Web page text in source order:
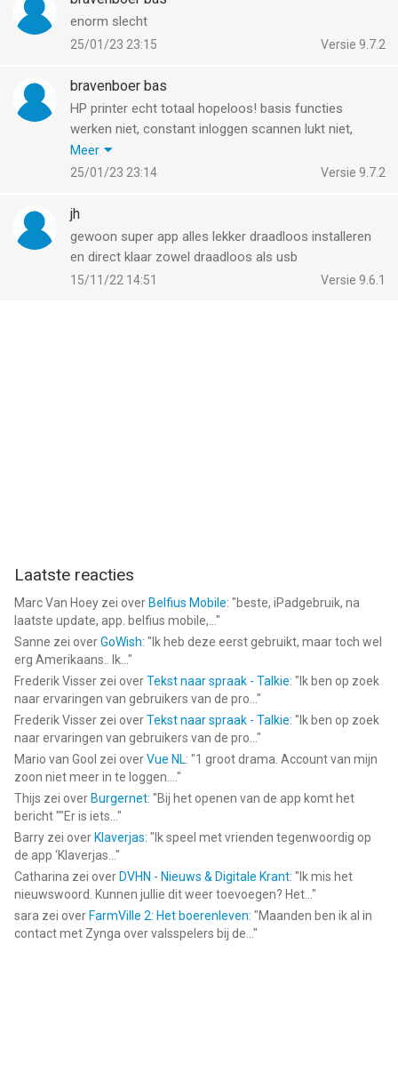
meer informatie naar hp.com/plus
HP van HP Inc. is een app voor iPhone, iPad en iPod touch met
iOS versie 17.0 of hoger, geschikt bevonden voor gebruikers
met leeftijden vanaf
enorm slecht
Versie 9.7.2
25/01/23 23:15
bravenboer bas
HP printer echt totaal hopeloos! basis functies
werken niet, constant inloggen scannen lukt niet,
NOOIT meer HP, tip koop geen HP smart meuk wat
een rotzooi. ik wil gewoon op n scan knop drukken en
meer. slecht product
Meer
Versie 9.7.2
25/01/23 23:14
jh
gewoon super app alles lekker draadloos installeren
en direct klaar zowel draadloos als usb
Versie 9.6.1
15/11/22 14:51
Laatste reacties
Marc Van Hoey zei over Belfius Mobile: "beste, iPadgebruik, na
laatste update, app. belfius mobile,... "
Sanne zei overGoWish: " Ik heb deze eerst gebruikt, maar toch wel
erg Amerikaans.. Ik... "
Frederik Visser zei overTekst naar spraak - Talkie: " Ik ben op zoek
naar ervaringen van gebruikers van de pro... "
Frederik Visser zei overTekst naar spraak - Talkie: " Ik ben op zoek
naar ervaringen van gebruikers van de pro... "
Mario van Gool zei overVue NL: "1 groot drama. Account van mijn
zoon niet meer in te loggen.... "
Thijs zei over Burgernet: "Bij het openen van de app komt het
bericht ""Er is iets... "
Barry zei over Klaverjas: " Ik speel met vrienden tegenwoordig op
de app ‘Klaverjas... "
Catharina zei over DVHN - Nieuws & Digitale Krant: " Ik mis het
nieuwswoord. Kunnen jullie dit weer toevoegen? Het... "
sara zei over FarmVille 2: Het boerenleven: "Maanden ben ik al in
contact met Zynga over valsspelers bij de... "